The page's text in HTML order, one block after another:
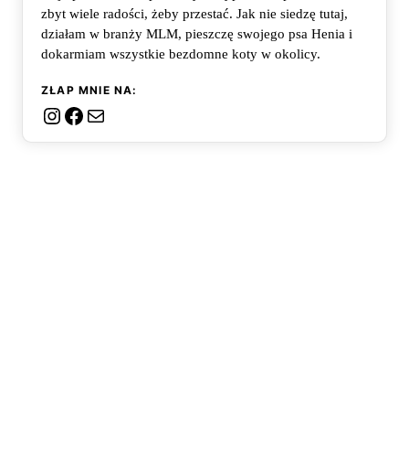
zbyt wiele radości, żeby przestać. Jak nie siedzę tutaj,
działam w branży MLM, pieszczę swojego psa Henia i
dokarmiam wszystkie bezdomne koty w okolicy.
ZŁAP MNIE NA:
Instagram
Facebook
Mail